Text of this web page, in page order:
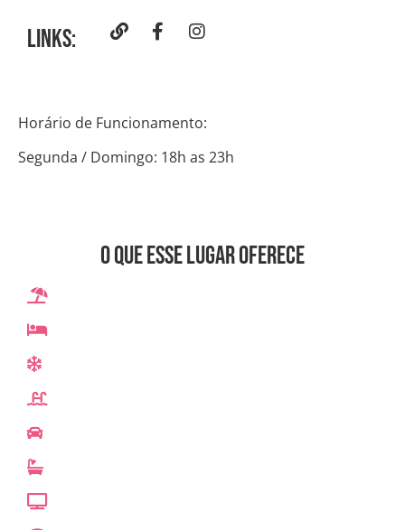
Links:
Horário de Funcionamento:
Segunda / Domingo: 18h as 23h
O que esse lugar oferece